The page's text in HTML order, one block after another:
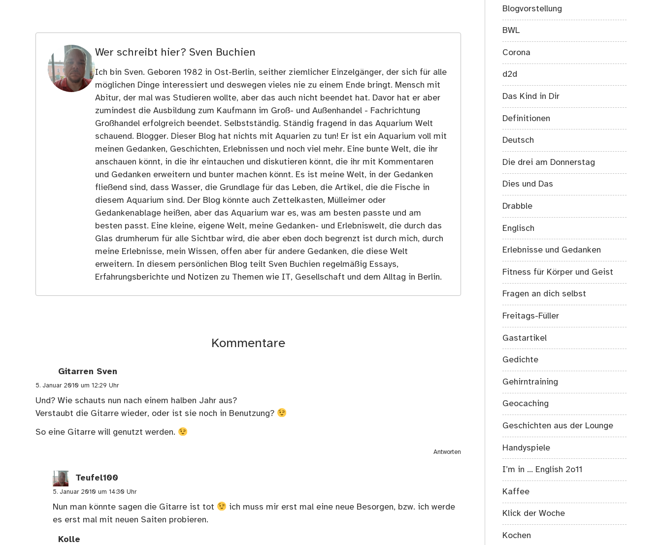
Wer schreibt hier? Sven Buchien
Ich bin Sven. Geboren 1982 in Ost-Berlin, seither ziemlicher Einzelgänger, der sich für alle
möglichen Dinge interessiert und deswegen vieles nie zu einem Ende bringt. Mensch mit
Abitur, der mal was Studieren wollte, aber das auch nicht beendet hat. Davor hat er aber
zumindest die Ausbildung zum Kaufmann im Groß- und Außenhandel - Fachrichtung
Großhandel erfolgreich beendet. Selbstständig. Ständig fragend in das Aquarium Welt
schauend. Blogger. Dieser Blog hat nichts mit Aquarien zu tun! Er ist ein Aquarium voll mit
meinen Gedanken, Geschichten, Erlebnissen und noch viel mehr. Eine bunte Welt, die ihr
anschauen könnt, in die ihr eintauchen und diskutieren könnt, die ihr mit Kommentaren
und Gedanken erweitern und bunter machen könnt. Es ist meine Welt, in der Gedanken
fließend sind, dass Wasser, die Grundlage für das Leben, die Artikel, die die Fische in
diesem Aquarium sind. Der Blog könnte auch Zettelkasten, Mülleimer oder
Gedankenablage heißen, aber das Aquarium war es, was am besten passte und am
besten passt. Eine kleine, eigene Welt, meine Gedanken- und Erlebniswelt, die durch das
Glas drumherum für alle Sichtbar wird, die aber eben doch begrenzt ist durch mich, durch
meine Erlebnisse, mein Wissen, offen aber für andere Gedanken, die diese Welt
erweitern. In diesem persönlichen Blog teilt Sven Buchien regelmäßig Essays,
Erfahrungsberichte und Notizen zu Themen wie IT, Gesellschaft und dem Alltag in Berlin.
Kommentare
Gitarren Sven
5. Januar 2010 um 12:29 Uhr
Und? Wie schauts nun nach einem halben Jahr aus?
Verstaubt die Gitarre wieder, oder ist sie noch in Benutzung?
So eine Gitarre will genutzt werden.
Antworten
Teufel100
5. Januar 2010 um 14:30 Uhr
Nun man könnte sagen die Gitarre ist tot
ich muss mir erst mal eine neue Besorgen, bzw. ich werde
es erst mal mit neuen Saiten probieren.
Kolle
Blogvorstellung
BWL
Corona
d2d
Das Kind in Dir
Definitionen
Deutsch
Die drei am Donnerstag
Dies und Das
Drabble
Englisch
Erlebnisse und Gedanken
Fitness für Körper und Geist
Fragen an dich selbst
Freitags-Füller
Gastartikel
Gedichte
Gehirntraining
Geocaching
Geschichten aus der Lounge
Handyspiele
I’m in … English 2o11
Kaffee
Klick der Woche
Kochen